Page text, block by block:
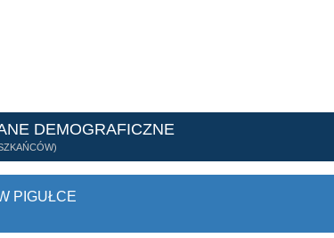
DEMOGRAFICZNE
PIGUŁCE